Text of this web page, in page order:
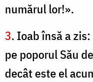
numărul lor!».
3. Ioab însă a
pe poporul Său
decât este el